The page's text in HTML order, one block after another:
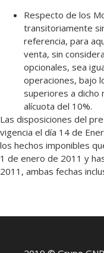
Respecto de los
transitoriamente
referencia, para
venta, sin
opcionales, sea
operaciones, bajo
superiores a dicho
alícuota del 10%.
Las disposiciones del
vigencia el día 14 de
los hechos imponibles
1 de enero de 2011 y
2011, ambas fechas